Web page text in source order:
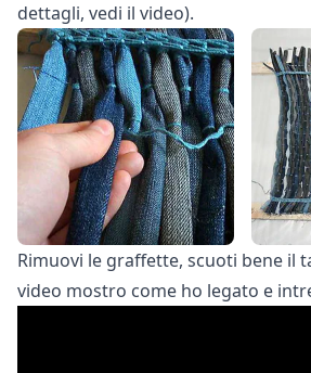
dettagli, vedi il video).
Rimuovi le graffette, scuoti bene il
video mostro come ho legato e